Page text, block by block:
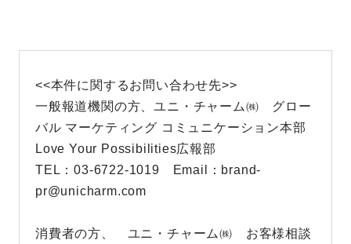
<<本件に関するお問い合わせ先>>
一般報道機関の方、ユニ・チャーム㈱ グロー
バル マーケティング コミュニケーション本部
Love Your Possibilities広報部
TEL：03-6722-1019 Email：brand-
pr@unicharm.com
消費者の方、 ユニ・チャーム㈱ お客様相談